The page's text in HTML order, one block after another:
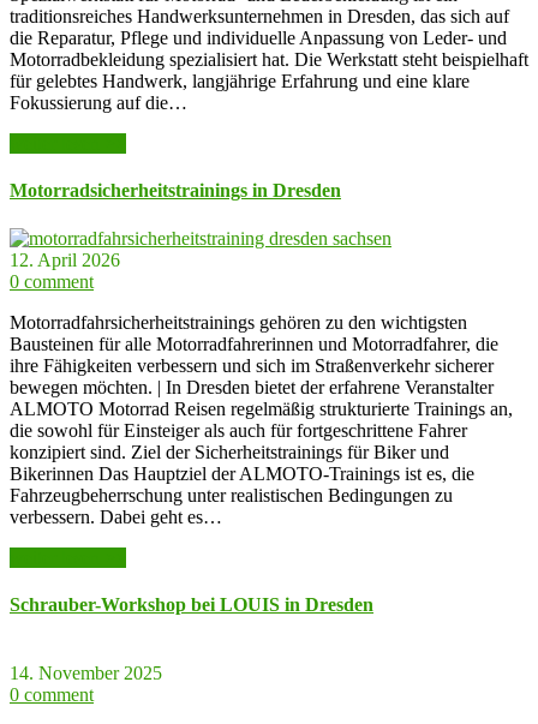
traditionsreiches Handwerksunternehmen in Dresden, das sich auf
die Reparatur, Pflege und individuelle Anpassung von Leder- und
Motorradbekleidung spezialisiert hat. Die Werkstatt steht beispielhaft
für gelebtes Handwerk, langjährige Erfahrung und eine klare
Fokussierung auf die…
Motorradsicherheitstrainings in Dresden
12. April 2026
0 comment
Motorradfahrsicherheitstrainings gehören zu den wichtigsten
Bausteinen für alle Motorradfahrerinnen und Motorradfahrer, die
ihre Fähigkeiten verbessern und sich im Straßenverkehr sicherer
bewegen möchten. | In Dresden bietet der erfahrene Veranstalter
ALMOTO Motorrad Reisen regelmäßig strukturierte Trainings an,
die sowohl für Einsteiger als auch für fortgeschrittene Fahrer
konzipiert sind. Ziel der Sicherheitstrainings für Biker und
Bikerinnen Das Hauptziel der ALMOTO-Trainings ist es, die
Fahrzeugbeherrschung unter realistischen Bedingungen zu
verbessern. Dabei geht es…
Schrauber-Workshop bei LOUIS in Dresden
14. November 2025
0 comment